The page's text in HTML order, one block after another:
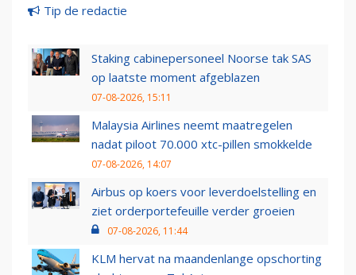
Tip de redactie
Staking cabinepersoneel Noorse tak SAS
op laatste moment afgeblazen
07-08-2026, 15:11
Malaysia Airlines neemt maatregelen
nadat piloot 70.000 xtc-pillen smokkelde
07-08-2026, 14:07
Airbus op koers voor leverdoelstelling en
ziet orderportefeuille verder groeien
07-08-2026, 11:44
KLM hervat na maandenlange opschorting